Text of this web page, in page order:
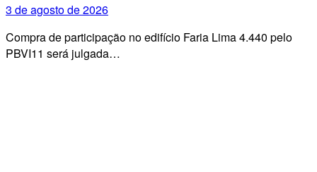
3 de agosto de 2026
Compra de participação no edifício Faria Lima 4.440 pelo
PBVI11 será julgada…